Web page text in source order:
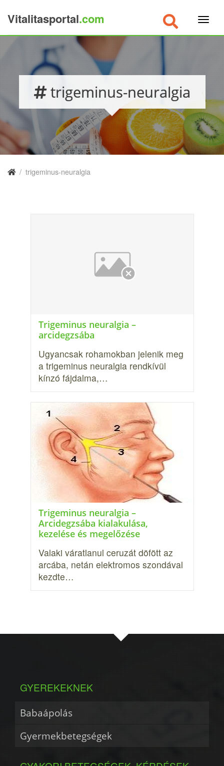
Vitalitasportal.com
trigeminus-neuralgia
/ trigeminus-neuralgia
Trigeminus neuralgia –
arcidegzsába
Ugyancsak rohamokban jelenik meg
a trigeminus neuralgia rendkívül
kínzó fájdalma,…
Trigeminus neuralgia –
Arcidegzsába kialakulása,
kezelése és megelőzése
Valaki váratlanul ceruzát döfött az
arcába, netán elektromos szondával
kezdte…
GYEREKEKNEK
Babaápolás
Gyermekbetegségek
×